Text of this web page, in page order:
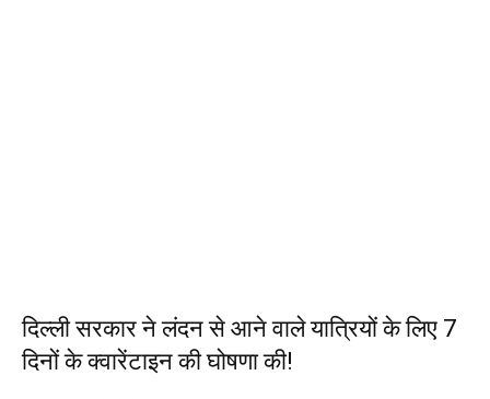
दिल्ली सरकार ने लंदन से आने वाले यात्रियों के लिए 7
दिनों के क्वारेंटाइन की घोषणा की!